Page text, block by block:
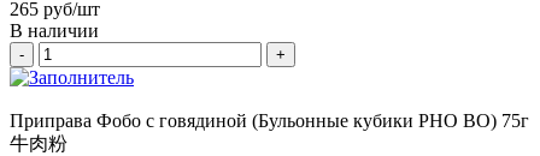
265 руб/шт
В наличии
- +
Приправа Фобо с говядиной (Бульонные кубики PHO BO) 75г
牛肉粉